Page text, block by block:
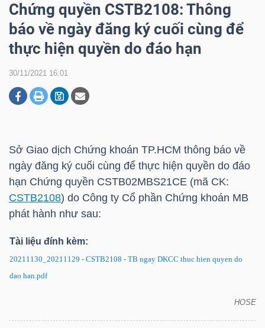
Chứng quyền CSTB2108: Thông
báo về ngày đăng ký cuối cùng để
thực hiện quyền do đáo hạn
30/11/2021 16:01
Sở Giao dịch Chứng khoán TP.HCM thông báo về
ngày đăng ký cuối cùng để thực hiện quyền do đáo
hạn Chứng quyền CSTB02MBS21CE (mã CK:
CSTB2108) do Công ty Cổ phần Chứng khoán MB
phát hành như sau:
Tài liệu đính kèm:
20211130_20211129 - CSTB2108 - TB ngay DKCC thuc hien quyen do
dao han.pdf
HOSE
CHỨNG
KHOÁN
DOANH
BẤT
SẢN
TÀI
CHÍNH